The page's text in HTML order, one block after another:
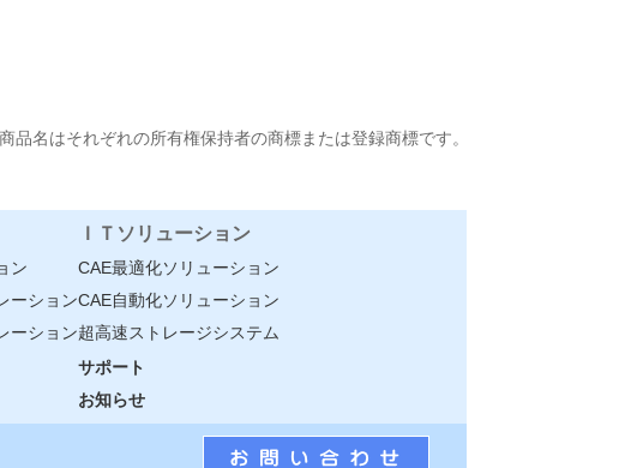
品名はそれぞれの所有権保持者の商標または登録商標です。
ン
ーション
ーション
ＩＴソリューション
CAE最適化ソリューション
CAE自動化ソリューション
超高速ストレージシステム
サポート
お知らせ